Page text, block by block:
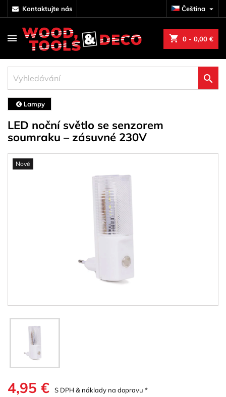
kontaktujte nás Čeština 
shopping_cart 0 - 0,00 €

Lampy
LED noční světlo se senzorem
soumraku – zásuvné 230V
Nové
4,95 € S DPH & náklady na dopravu *